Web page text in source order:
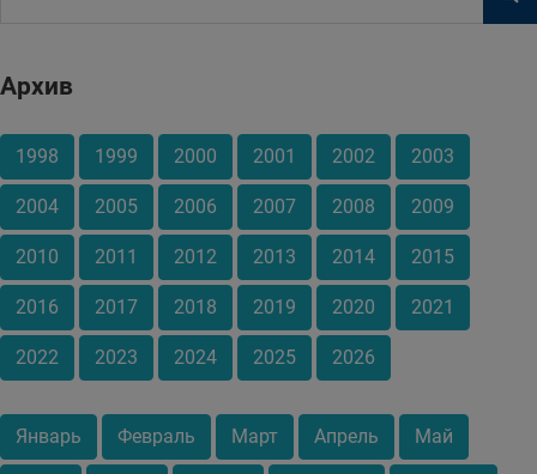
Архив
1998 1999 2000 2001 2002 2003
2004 2005 2006 2007 2008 2009
2010 2011 2012 2013 2014 2015
2016 2017 2018 2019 2020 2021
2022 2023 2024 2025 2026
Январь Февраль Март Апрель Май